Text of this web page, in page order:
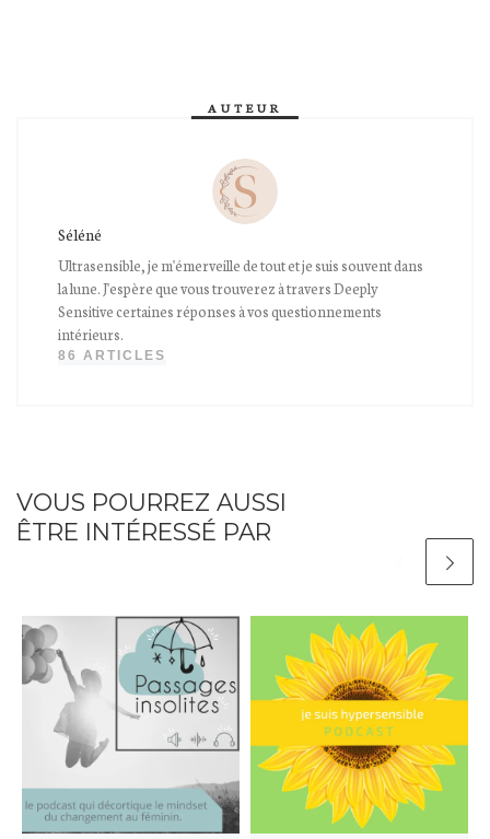
AUTEUR
Séléné
Ultrasensible, je m'émerveille de tout et je suis souvent dans
la lune. J'espère que vous trouverez à travers Deeply
Sensitive certaines réponses à vos questionnements
intérieurs.
86 ARTICLES
VOUS POURREZ AUSSI
ÊTRE INTÉRESSÉ PAR